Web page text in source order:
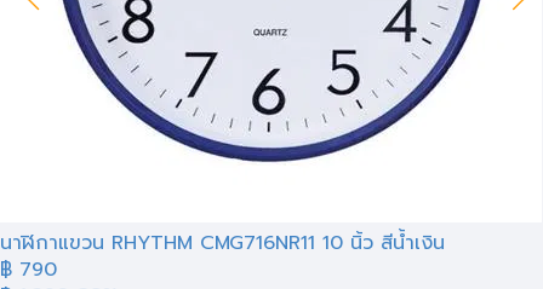
นาฬิกาแขวน RHYTHM CMG716NR11 10 นิ้ว สีน้ำเงิน
฿ 790